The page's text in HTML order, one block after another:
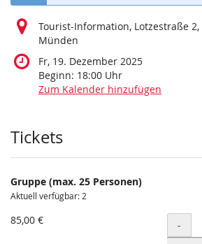
Tourist-Information, Lotzestraße 2,
Münden
Fr, 19. Dezember 2025
Beginn: 18:00 Uhr
Zum Kalender hinzufügen
Produkte
Tickets
Gruppe (max. 25 Personen)
Aktuell verfügbar: 2
85,00 € -